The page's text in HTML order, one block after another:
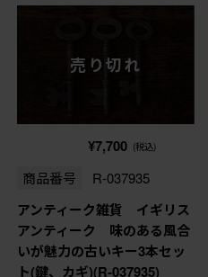
売り切れ
¥7,700 (税込)
商品番号 R-037935
アンティーク雑貨 イギリス
アンティーク 味のある風合
いが魅力の古いキー3本セッ
ト(鍵、カギ)(R-037935)